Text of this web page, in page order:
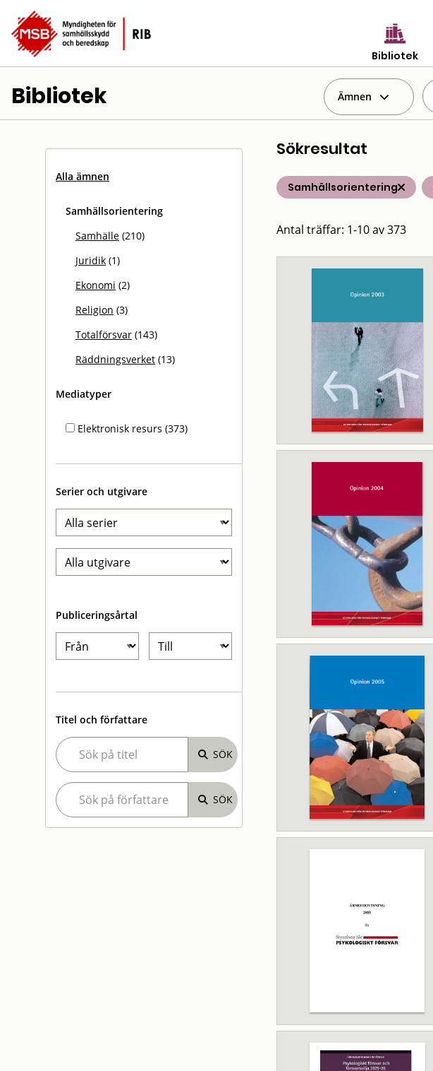
Bibliotek
Bibliotek Ämnen
Alla ämnen
Samhällsorientering
Samhälle (210)
Juridik (1)
Ekonomi (2)
Religion (3)
Totalförsvar (143)
Räddningsverket (13)
Mediatyper
Elektronisk resurs (373)
Serier och utgivare
Publiceringsårtal
Titel och författare
Sökresultat
Samhällsorientering
Antal träffar: 1-10 av 373